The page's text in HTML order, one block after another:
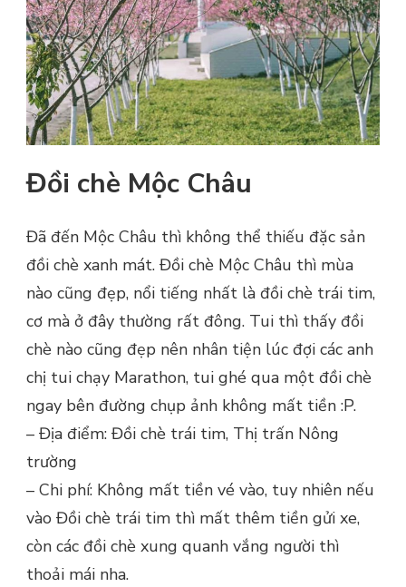
Đồi chè Mộc Châu
Đã đến Mộc Châu thì không thể thiếu đặc sản
đồi chè xanh mát. Đồi chè Mộc Châu thì mùa
nào cũng đẹp, nổi tiếng nhất là đồi chè trái tim,
cơ mà ở đây thường rất đông. Tui thì thấy đồi
chè nào cũng đẹp nên nhân tiện lúc đợi các anh
chị tui chạy Marathon, tui ghé qua một đồi chè
ngay bên đường chụp ảnh không mất tiền :P.
– Địa điểm: Đồi chè trái tim, Thị trấn Nông
trường
– Chi phí: Không mất tiền vé vào, tuy nhiên nếu
vào Đồi chè trái tim thì mất thêm tiền gửi xe,
còn các đồi chè xung quanh vắng người thì
thoải mái nha.